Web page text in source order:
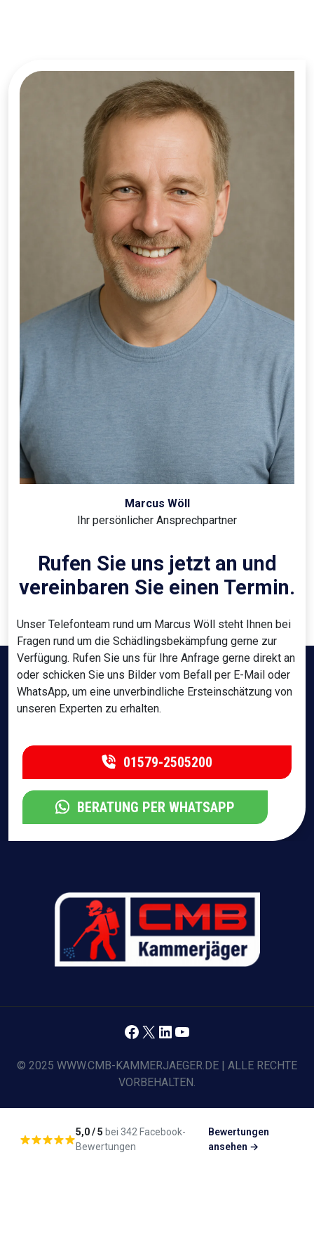
Marcus Wöll
Ihr persönlicher Ansprechpartner
Rufen Sie uns jetzt an und
vereinbaren Sie einen Termin.
Unser Telefonteam rund um Marcus Wöll steht Ihnen bei
Fragen rund um die Schädlingsbekämpfung gerne zur
Verfügung. Rufen Sie uns für Ihre Anfrage gerne direkt an
oder schicken Sie uns Bilder vom Befall per E-Mail oder
WhatsApp, um eine unverbindliche Ersteinschätzung von
unseren Experten zu erhalten.
01579-2505200
BERATUNG PER WHATSAPP
© 2025 WWW.CMB-KAMMERJAEGER.DE | ALLE RECHTE
VORBEHALTEN.
Facebook
X LinkedIn
YouTube
5,0 / 5 bei 342 Facebook-
Bewertungen
Bewertungen
ansehen →